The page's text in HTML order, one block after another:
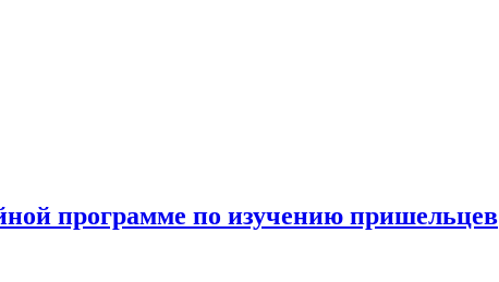
программе по изучению пришельцев